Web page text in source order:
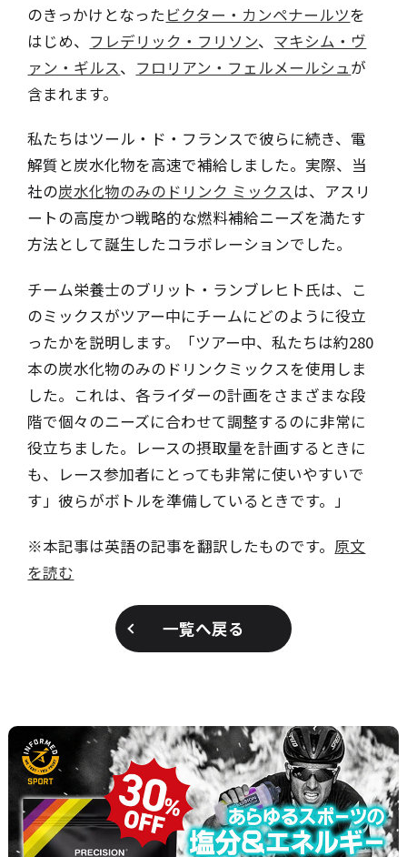
のきっかけとなった ビクター・カンペナールツを
はじめ、 フレデリック・フリソン、 マキシム・ヴ
ァン・ギルス、 フロリアン・フェルメールシュが
含まれます。
私たちはツール・ド・フランスで彼らに続き、電
解質と炭水化物を高速で補給しました。実際、当
社の炭水化物のみのドリンク ミックスは、アスリ
ートの高度かつ戦略的な燃料補給ニーズを満たす
方法として誕生したコラボレーションでした。
チーム栄養士のブリット・ランブレヒト氏は、こ
のミックスがツアー中にチームにどのように役立
ったかを説明します。「ツアー中、私たちは約280
本の炭水化物のみのドリンクミックスを使用しま
した。これは、各ライダーの計画をさまざまな段
階で個々のニーズに合わせて調整するのに非常に
役立ちました。レースの摂取量を計画するときに
も、レース参加者にとっても非常に使いやすいで
す」彼らがボトルを準備しているときです。」
※本記事は英語の記事を翻訳したものです。 原文
を読む
一覧へ戻る